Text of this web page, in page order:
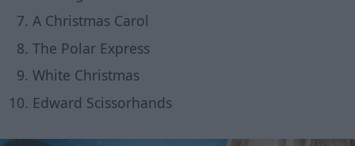
A Christmas Carol
The Polar Express
White Christmas
Edward Scissorhands